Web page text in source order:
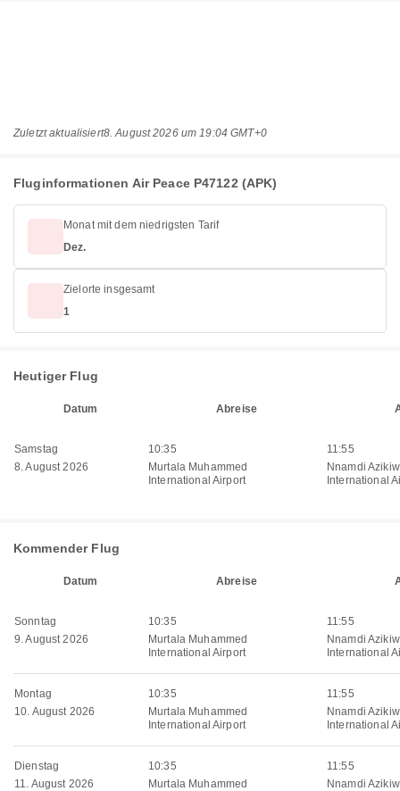
Zuletzt aktualisiert8. August 2026 um 19:04 GMT+0
Fluginformationen Air Peace P47122 (APK)
Monat mit dem niedrigsten Tarif
Dez.
Zielorte insgesamt
1
Heutiger Flug
Datum Abreise
Samstag
8. August 2026
10:35
Murtala Muhammed
International Airport
11:55
Nnamdi
International
Kommender Flug
Datum Abreise
Sonntag
9. August 2026
10:35
Murtala Muhammed
International Airport
11:55
Nnamdi
International
Montag
10. August 2026
10:35
Murtala Muhammed
International Airport
11:55
Nnamdi
International
Dienstag
11. August 2026
10:35
Murtala Muhammed
11:55
Nnamdi